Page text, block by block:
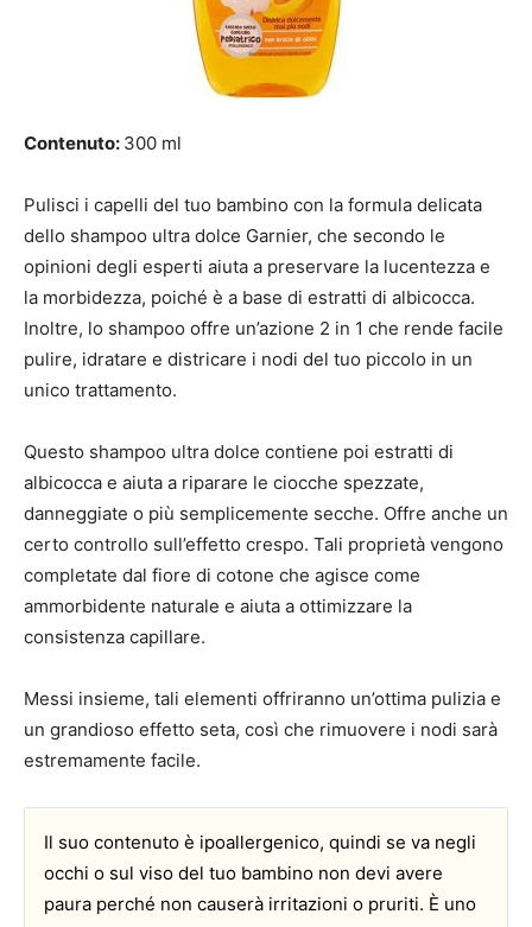
Contenuto: 300 ml
Pulisci i capelli del tuo bambino con la formula delicata
dello shampoo ultra dolce Garnier, che secondo le
opinioni degli esperti aiuta a preservare la lucentezza e
la morbidezza, poiché è a base di estratti di albicocca.
Inoltre, lo shampoo offre un’azione 2 in 1 che rende facile
pulire, idratare e districare i nodi del tuo piccolo in un
unico trattamento.
Questo shampoo ultra dolce contiene poi estratti di
albicocca e aiuta a riparare le ciocche spezzate,
danneggiate o più semplicemente secche. Offre anche un
certo controllo sull’effetto crespo. Tali proprietà vengono
completate dal fiore di cotone che agisce come
ammorbidente naturale e aiuta a ottimizzare la
consistenza capillare.
Messi insieme, tali elementi offriranno un’ottima pulizia e
un grandioso effetto seta, così che rimuovere i nodi sarà
estremamente facile.
Il suo contenuto è ipoallergenico, quindi se va negli
occhi o sul viso del tuo bambino non devi avere
paura perché non causerà irritazioni o pruriti. È uno